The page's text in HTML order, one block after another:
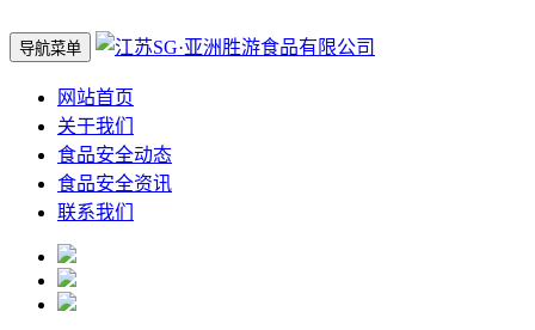
导航菜单
网站首页
关于我们
食品安全动态
食品安全资讯
联系我们